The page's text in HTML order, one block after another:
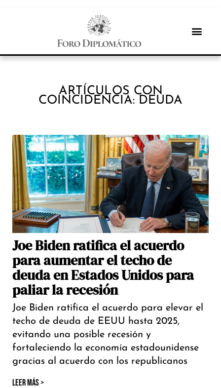
ARTÍCULOS CON
COINCIDENCIA: DEUDA
Joe Biden ratifica el acuerdo
para aumentar el techo de
deuda en Estados Unidos para
paliar la recesión
Joe Biden ratifica el acuerdo para elevar el
techo de deuda de EEUU hasta 2025,
evitando una posible recesión y
fortaleciendo la economía estadounidense
gracias al acuerdo con los republicanos
LEER MÁS >